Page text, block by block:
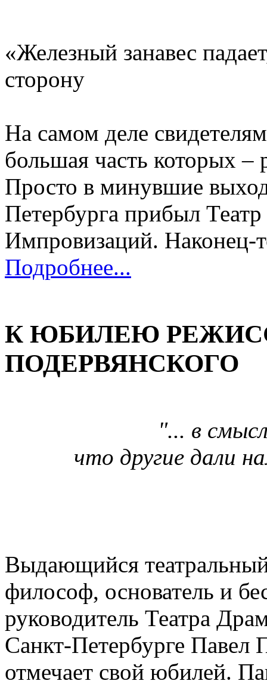
«Железный занавес
сторону
На самом деле
большая часть которых –
Просто в минувшие
Петербурга прибыл
Импровизаций. Наконец-
Подробнее...
К ЮБИЛЕЮ
ПОДЕРВЯНСКОГО
"... в
что другие дали
Выдающийся театральный
философ, основатель и
руководитель Театра
Санкт-Петербурге Павел
отмечает свой юбилей.